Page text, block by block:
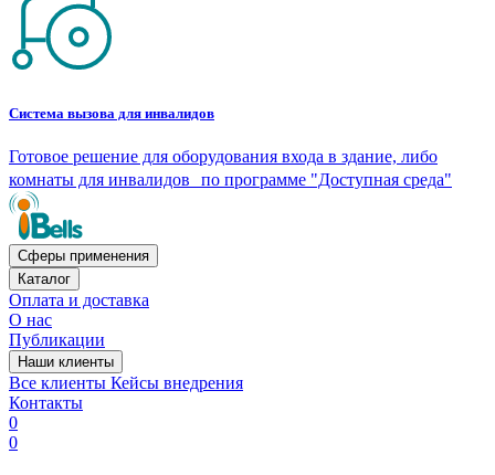
Система вызова для инвалидов
Готовое решение для оборудования входа в здание, либо
комнаты для инвалидов по программе "Доступная среда"
Сферы применения
Каталог
Оплата и доставка
О нас
Публикации
Наши клиенты
Все клиенты Кейсы внедрения
Контакты
0
0